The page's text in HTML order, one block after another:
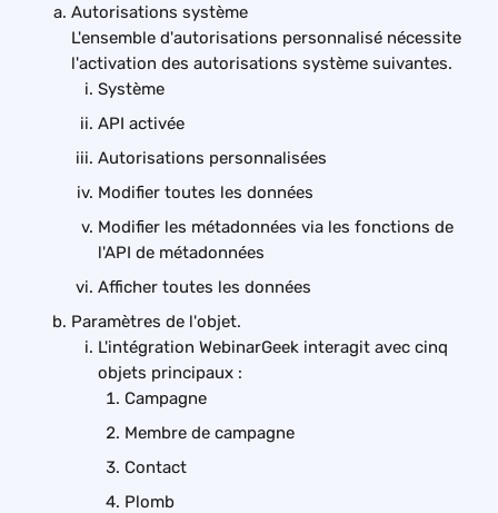
Autorisations système
L'ensemble d'autorisations personnalisé nécessite
l'activation des autorisations système suivantes.
Système
API activée
Autorisations personnalisées
Modifier toutes les données
Modifier les métadonnées via les fonctions de
l'API de métadonnées
Afficher toutes les données
Paramètres de l'objet.
L'intégration WebinarGeek interagit avec cinq
objets principaux :
Campagne
Membre de campagne
Contact
Plomb